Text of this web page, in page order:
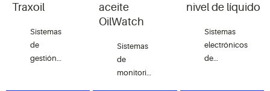
Traxoil
Sistemas
de
gestión
aceite
OilWatch
Sistemas
de
monitorización
nivel de líquido
Sistemas
electrónicos
de